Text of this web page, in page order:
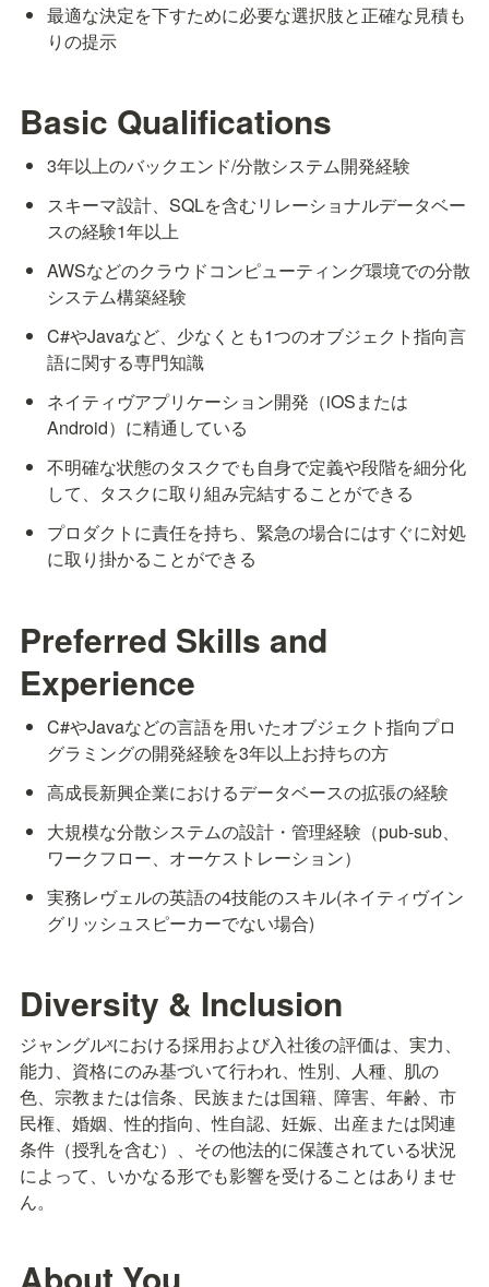
最適な決定を下すために必要な選択肢と正確な見積も
りの提示
Basic Qualifications
3年以上のバックエンド/分散システム開発経験
スキーマ設計、SQLを含むリレーショナルデータベー
スの経験1年以上
AWSなどのクラウドコンピューティング環境での分散
システム構築経験
C#やJavaなど、少なくとも1つのオブジェクト指向言
語に関する専門知識
ネイティヴアプリケーション開発（iOSまたは
Android）に精通している
不明確な状態のタスクでも自身で定義や段階を細分化
して、タスクに取り組み完結することができる
プロダクトに責任を持ち、緊急の場合にはすぐに対処
に取り掛かることができる
Preferred Skills and
Experience
C#やJavaなどの言語を用いたオブジェクト指向プロ
グラミングの開発経験を3年以上お持ちの方
高成長新興企業におけるデータベースの拡張の経験
大規模な分散システムの設計・管理経験（pub-sub、
ワークフロー、オーケストレーション）
実務レヴェルの英語の4技能のスキル(ネイティヴイン
グリッシュスピーカーでない場合)
Diversity & Inclusion
ジャングルˣにおける採用および入社後の評価は、実力、
能力、資格にのみ基づいて行われ、性別、人種、肌の
色、宗教または信条、民族または国籍、障害、年齢、市
民権、婚姻、性的指向、性自認、妊娠、出産または関連
条件（授乳を含む）、その他法的に保護されている状況
によって、いかなる形でも影響を受けることはありませ
ん。